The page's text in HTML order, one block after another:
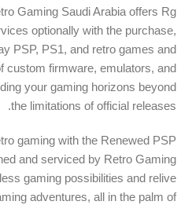
Gaming Saudi Arabia offers Rg
optionally with the purchase,
PSP, PS1, and retro games and
custom firmware, emulators, and
your gaming horizons beyond
the limitations of official releases.
gaming with the Renewed PSP
and serviced by Retro Gaming
gaming possibilities and relive
adventures, all in the palm of